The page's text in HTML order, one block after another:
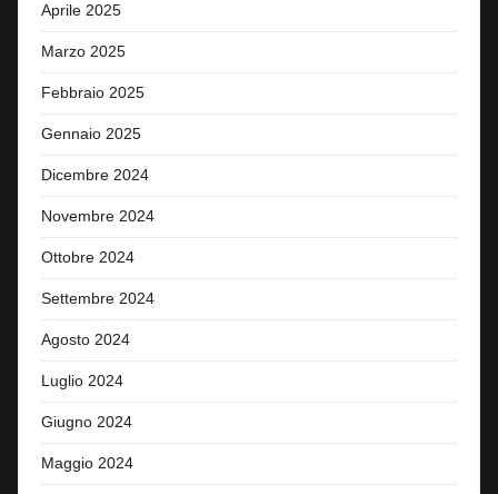
Aprile 2025
Marzo 2025
Febbraio 2025
Gennaio 2025
Dicembre 2024
Novembre 2024
Ottobre 2024
Settembre 2024
Agosto 2024
Luglio 2024
Giugno 2024
Maggio 2024